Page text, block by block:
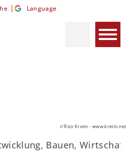
| Language
n'Rico Kreim - www.kreim.net
Bauen, Wirtschaft